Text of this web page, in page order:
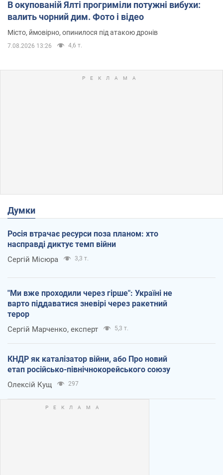
В окупованій Ялті прогриміли потужні вибухи:
валить чорний дим. Фото і відео
Місто, ймовірно, опинилося під атакою дронів
7.08.2026 13:26 4,6 т.
Думки
Росія втрачає ресурси поза планом: хто
насправді диктує темп війни
Сергій Місюра 3,3 т.
"Ми вже проходили через гірше": Україні не
варто піддаватися зневірі через ракетний
терор
Сергій Марченко, експерт 5,3 т.
КНДР як каталізатор війни, або Про новий
етап російсько-північнокорейського союзу
Олексій Кущ 297